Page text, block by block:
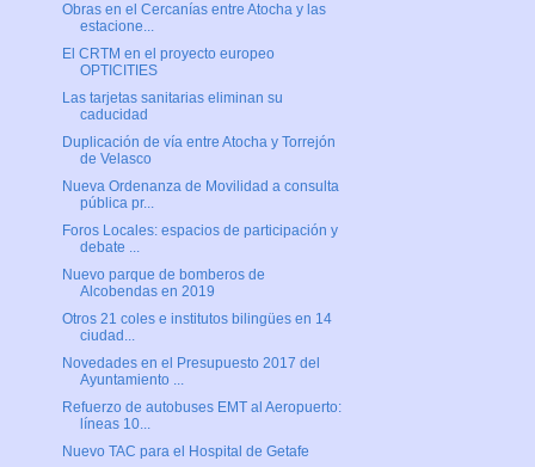
Obras en el Cercanías entre Atocha y las
estacione...
El CRTM en el proyecto europeo
OPTICITIES
Las tarjetas sanitarias eliminan su
caducidad
Duplicación de vía entre Atocha y Torrejón
de Velasco
Nueva Ordenanza de Movilidad a consulta
pública pr...
Foros Locales: espacios de participación y
debate ...
Nuevo parque de bomberos de
Alcobendas en 2019
Otros 21 coles e institutos bilingües en 14
ciudad...
Novedades en el Presupuesto 2017 del
Ayuntamiento ...
Refuerzo de autobuses EMT al Aeropuerto:
líneas 10...
Nuevo TAC para el Hospital de Getafe